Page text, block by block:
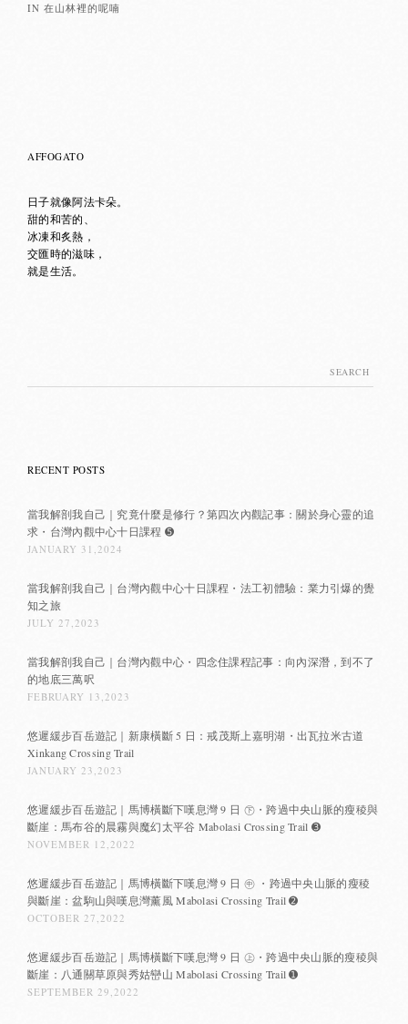
IN 在山林裡的呢喃
AFFOGATO
日子就像阿法卡朵。
甜的和苦的、
冰凍和炙熱，
交匯時的滋味，
就是生活。
RECENT POSTS
當我解剖我自己｜究竟什麼是修行？第四次內觀記事：關於身心靈的追
求・台灣內觀中心十日課程 ➎
JANUARY 31,2024
當我解剖我自己｜台灣內觀中心十日課程・法工初體驗：業力引爆的覺
知之旅
JULY 27,2023
當我解剖我自己｜台灣內觀中心・四念住課程記事：向內深潛，到不了
的地底三萬呎
FEBRUARY 13,2023
悠遲緩步百岳遊記｜新康橫斷 5 日：戒茂斯上嘉明湖・出瓦拉米古道
Xinkang Crossing Trail
JANUARY 23,2023
悠遲緩步百岳遊記｜馬博橫斷下嘆息灣 9 日 ㊦・跨過中央山脈的瘦稜與
斷崖：馬布谷的晨霧與魔幻太平谷 Mabolasi Crossing Trail ➌
NOVEMBER 12,2022
悠遲緩步百岳遊記｜馬博橫斷下嘆息灣 9 日 ㊥ ・跨過中央山脈的瘦稜
與斷崖：盆駒山與嘆息灣薰風 Mabolasi Crossing Trail ➋
OCTOBER 27,2022
悠遲緩步百岳遊記｜馬博橫斷下嘆息灣 9 日 ㊤・跨過中央山脈的瘦稜與
斷崖：八通關草原與秀姑巒山 Mabolasi Crossing Trail ➊
SEPTEMBER 29,2022